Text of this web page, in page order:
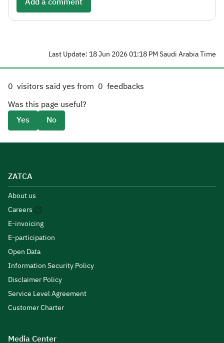
Last Update: 18 Jun 2026 01:18 PM Saudi Arabia Time
0 visitors said yes from 0 feedbacks
Was this page useful?
Yes
No
ZATCA
About us
Careers
E-invoicing
E-participation
Open Data
Information Security Policy
Disclaimer Policy
Service Level Agreement
Customer Charter
Media Center